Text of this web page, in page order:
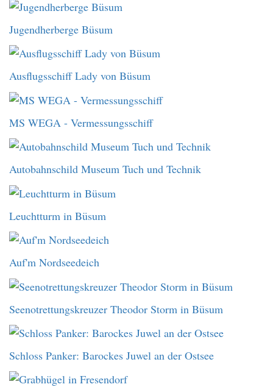
Jugendherberge Büsum
Ausflugsschiff Lady von Büsum
MS WEGA - Vermessungsschiff
Autobahnschild Museum Tuch und Technik
Leuchtturm in Büsum
Auf'm Nordseedeich
Seenotrettungskreuzer Theodor Storm in Büsum
Schloss Panker: Barockes Juwel an der Ostsee